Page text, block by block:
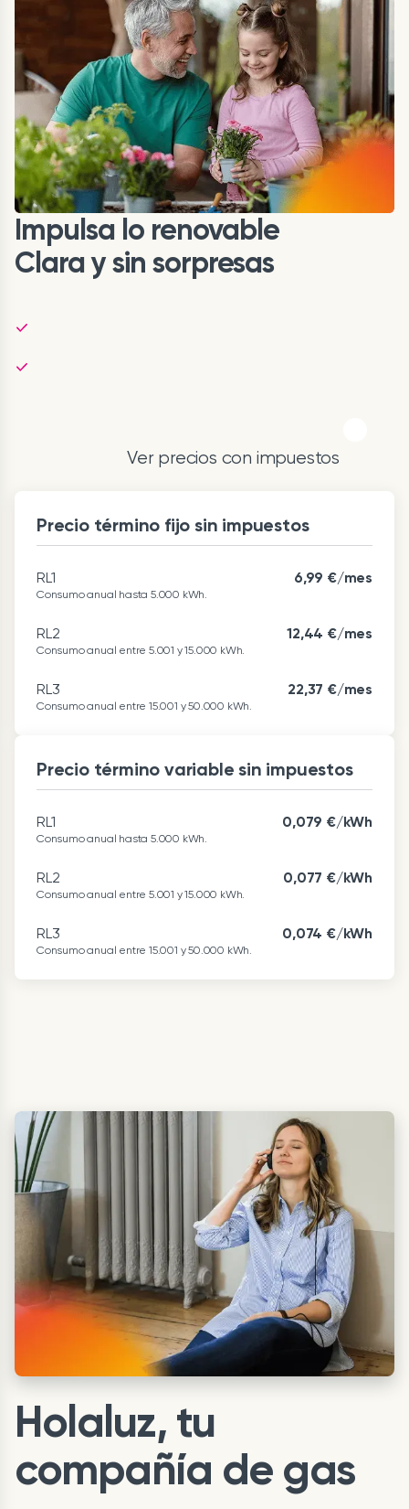
Impulsa lo renovable
Clara y sin sorpresas
Ver precios con impuestos
Precio término fijo sin impuestos
RL1 6,99 €/mes
Consumo anual hasta 5.000 kWh.
RL2 12,44 €/mes
Consumo anual entre 5.001 y 15.000 kWh.
RL3 22,37 €/mes
Consumo anual entre 15.001 y 50.000 kWh.
Precio término variable sin impuestos
RL1 0,079 €/kWh
Consumo anual hasta 5.000 kWh.
RL2 0,077 €/kWh
Consumo anual entre 5.001 y 15.000 kWh.
RL3 0,074 €/kWh
Consumo anual entre 15.001 y 50.000 kWh.
Holaluz, tu
compañía de gas